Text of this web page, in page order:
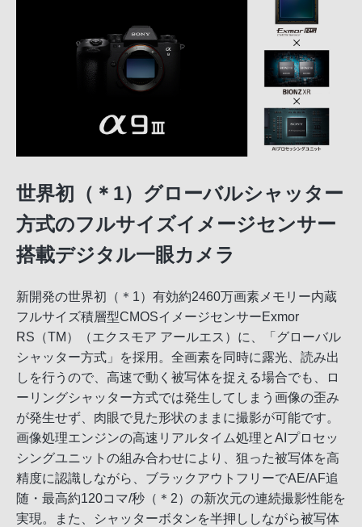
世界初（＊1）グローバルシャッター
方式のフルサイズイメージセンサー
搭載デジタル一眼カメラ
新開発の世界初（＊1）有効約2460万画素メモリー内蔵
フルサイズ積層型CMOSイメージセンサーExmor
RS（TM）（エクスモア アールエス）に、「グローバル
シャッター方式」を採用。全画素を同時に露光、読み出
しを行うので、高速で動く被写体を捉える場合でも、ロ
ーリングシャッター方式では発生してしまう画像の歪み
が発生せず、肉眼で見た形状のままに撮影が可能です。
画像処理エンジンの高速リアルタイム処理とAIプロセッ
シングユニットの組み合わせにより、狙った被写体を高
精度に認識しながら、ブラックアウトフリーでAE/AF追
随・最高約120コマ/秒（＊2）の新次元の連続撮影性能を
実現。また、シャッターボタンを半押ししながら被写体